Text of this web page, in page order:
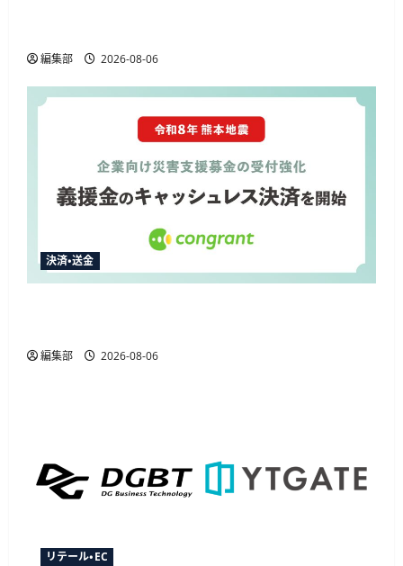
編集部 2026-08-06
決済・送金
編集部 2026-08-06
リテール・EC